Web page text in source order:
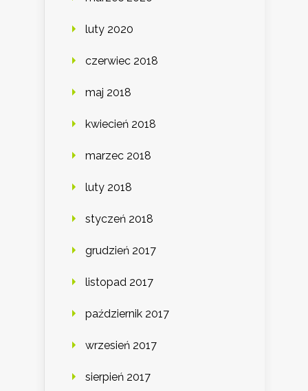
luty 2020
czerwiec 2018
maj 2018
kwiecień 2018
marzec 2018
luty 2018
styczeń 2018
grudzień 2017
listopad 2017
październik 2017
wrzesień 2017
sierpień 2017